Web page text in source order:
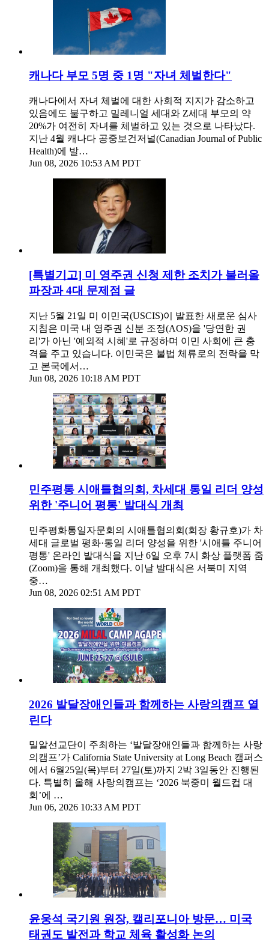
캐나다 부모 5명 중 1명 "자녀 체벌한다"
캐나다에서 자녀 체벌에 대한 사회적 지지가 감소하고
있음에도 불구하고 밀레니얼 세대와 Z세대 부모의 약
20%가 여전히 자녀를 체벌하고 있는 것으로 나타났다.
지난 4월 캐나다 공중보건저널(Canadian Journal of Public
Health)에 발…
Jun 08, 2026 10:53 AM PDT
[특별기고] 미 영주권 신청 제한 조치가 불러올
파장과 4대 문제점 글
지난 5월 21일 미 이민국(USCIS)이 발표한 새로운 심사
지침은 미국 내 영주권 신분 조정(AOS)을 '당연한 권
리'가 아닌 '예외적 시혜'로 규정하며 이민 사회에 큰 충
격을 주고 있습니다. 이민국은 불법 체류로의 전락을 막
고 본국에서…
Jun 08, 2026 10:18 AM PDT
민주평통 시애틀협의회, 차세대 통일 리더 양성
위한 '주니어 평통' 발대식 개최
민주평화통일자문회의 시애틀협의회(회장 황규호)가 차
세대 글로벌 평화·통일 리더 양성을 위한 '시애틀 주니어
평통' 온라인 발대식을 지난 6일 오후 7시 화상 플랫폼 줌
(Zoom)을 통해 개최했다. 이날 발대식은 서북미 지역
중…
Jun 08, 2026 02:51 AM PDT
2026 발달장애인들과 함께하는 사랑의캠프 열
린다
밀알선교단이 주최하는 ‘발달장애인들과 함께하는 사랑
의캠프’가 California State University at Long Beach 캠퍼스
에서 6월25일(목)부터 27일(토)까지 2박 3일동안 진행된
다. 특별히 올해 사랑의캠프는 ‘2026 북중미 월드컵 대
회’에 …
Jun 06, 2026 10:33 AM PDT
윤웅석 국기원 원장, 캘리포니아 방문… 미국
태권도 발전과 학교 체육 활성화 논의